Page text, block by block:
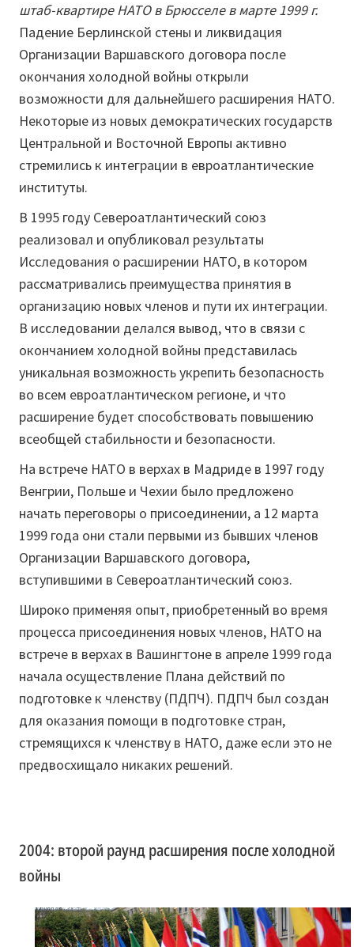
штаб-квартире НАТО в Брюсселе в марте 1999 г.
Падение Берлинской стены и ликвидация
Организации Варшавского договора после
окончания холодной войны открыли
возможности для дальнейшего расширения НАТО.
Некоторые из новых демократических государств
Центральной и Восточной Европы активно
стремились к интеграции в евроатлантические
институты.
В 1995 году Североатлантический союз
реализовал и опубликовал результаты
Исследования о расширении НАТО, в котором
рассматривались преимущества принятия в
организацию новых членов и пути их интеграции.
В исследовании делался вывод, что в связи с
окончанием холодной войны представилась
уникальная возможность укрепить безопасность
во всем евроатлантическом регионе, и что
расширение будет способствовать повышению
всеобщей стабильности и безопасности.
На встрече НАТО в верхах в Мадриде в 1997 году
Венгрии, Польше и Чехии было предложено
начать переговоры о присоединении, а 12 марта
1999 года они стали первыми из бывших членов
Организации Варшавского договора,
вступившими в Североатлантический союз.
Широко применяя опыт, приобретенный во время
процесса присоединения новых членов, НАТО на
встрече в верхах в Вашингтоне в апреле 1999 года
начала осуществление Плана действий по
подготовке к членству (ПДПЧ). ПДПЧ был создан
для оказания помощи в подготовке стран,
стремящихся к членству в НАТО, даже если это не
предвосхищало никаких решений.
2004: второй раунд расширения после холодной
войны